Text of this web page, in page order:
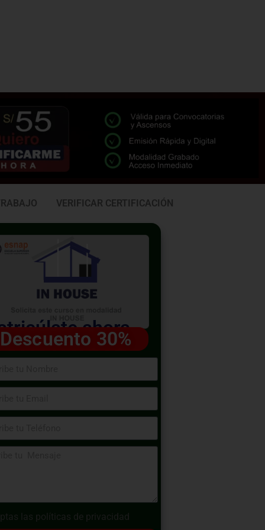
VERIFICAR CERTIFICACIÓN
ahora
Descuento 30%